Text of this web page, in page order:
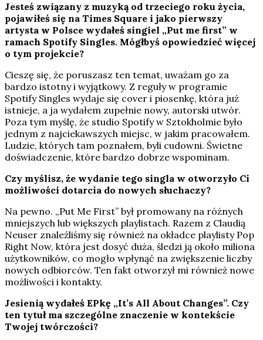
Jesteś związany z muzyką od trzeciego roku życia,
pojawiłeś się na Times Square i jako pierwszy
artysta w Polsce wydałeś singiel „Put me first” w
ramach Spotify Singles. Mógłbyś opowiedzieć więcej
o tym projekcie?
Cieszę się, że poruszasz ten temat, uważam go za
bardzo istotny i wyjątkowy. Z reguły w programie
Spotify Singles wydaje się cover i piosenkę, która już
istnieje, a ja wydałem zupełnie nowy, autorski utwór.
Poza tym myślę, że studio Spotify w Sztokholmie było
jednym z najciekawszych miejsc, w jakim pracowałem.
Ludzie, których tam poznałem, byli cudowni. Świetne
doświadczenie, które bardzo dobrze wspominam.
Czy myślisz, że wydanie tego singla w otworzyło Ci
możliwości dotarcia do nowych słuchaczy?
Na pewno. „Put Me First” był promowany na różnych
mniejszych lub większych playlistach. Razem z Claudią
Neuser znaleźliśmy się również na okładce playlisty Pop
Right Now, która jest dosyć duża, śledzi ją około miliona
użytkowników, co mogło wpłynąć na zwiększenie liczby
nowych odbiorców. Ten fakt otworzył mi również nowe
możliwości i kontakty.
Jesienią wydałeś EPkę „It’s All About Changes”. Czy
ten tytuł ma szczególne znaczenie w kontekście
Twojej twórczości?